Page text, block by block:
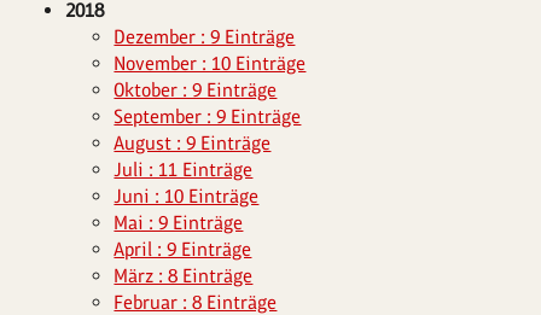
2018
Dezember : 9 Einträge
November : 10 Einträge
Oktober : 9 Einträge
September : 9 Einträge
August : 9 Einträge
Juli : 11 Einträge
Juni : 10 Einträge
Mai : 9 Einträge
April : 9 Einträge
März : 8 Einträge
Februar : 8 Einträge